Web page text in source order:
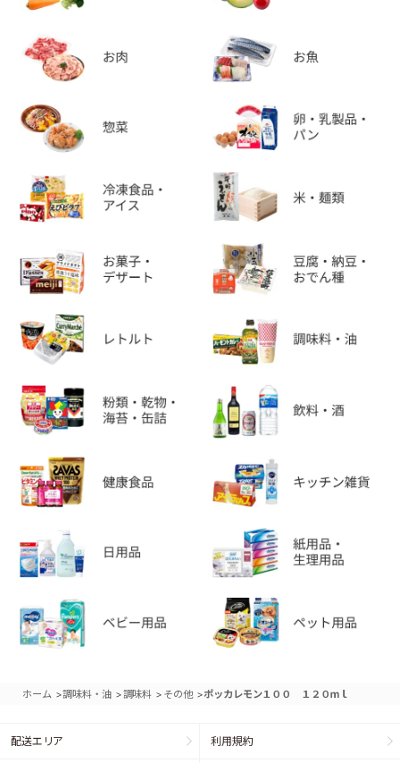
ホーム >調味料・油 >調味料 > その他 >ポッカレモン１００ １２０ｍｌ
配送エリア 利用規約